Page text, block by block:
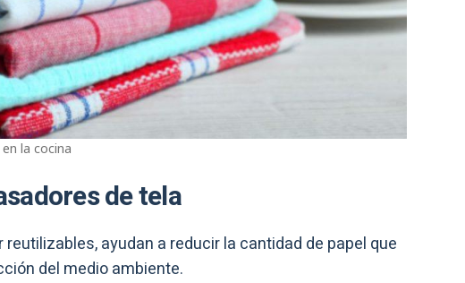
la cocina
de tela
reutilizables, ayudan a reducir la cantidad de papel que
del medio ambiente.